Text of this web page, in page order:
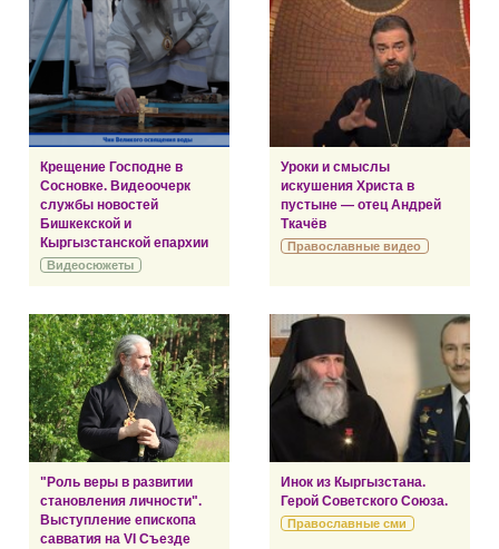
Крещение Господне в
Сосновке. Видеоочерк
службы новостей
Бишкекской и
Кыргызстанской епархии
Видеосюжеты
Уроки и смыслы
искушения Христа в
пустыне — отец Андрей
Ткачёв
Православные видео
"Роль веры в развитии
становления личности".
Выступление епископа
савватия на VI Съезде
Инок из Кыргызстана.
Герой Советского Союза.
Православные сми